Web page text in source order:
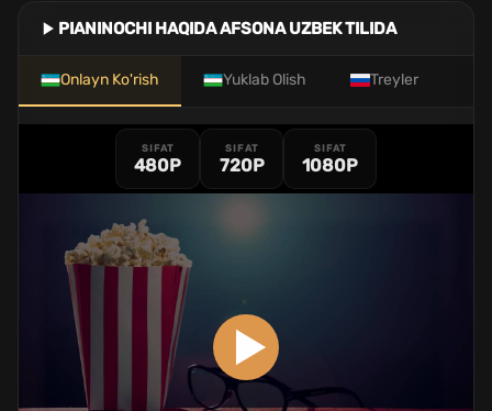
PIANINOCHI HAQIDA AFSONA UZBEK TILIDA
Onlayn Ko'rish Yuklab Olish Treyler
SIFAT
480P
SIFAT
720P
SIFAT
1080P